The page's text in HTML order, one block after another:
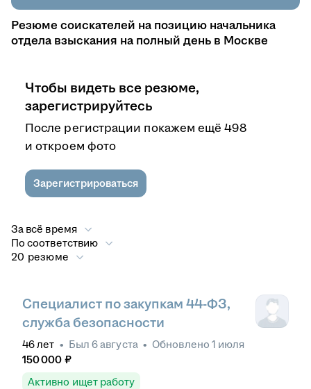
Резюме соискателей на позицию начальника
отдела взыскания на полный день в Москве
Чтобы видеть все резюме,
зарегистрируйтесь
После регистрации покажем ещё 498
и откроем фото
Зарегистрироваться
За всё время
По соответствию
20 резюме
Специалист по закупкам 44-ФЗ,
служба безопасности
46лет • Был 6 августа • Обновлено 1 июля
150 000 ₽
Активно ищет работу